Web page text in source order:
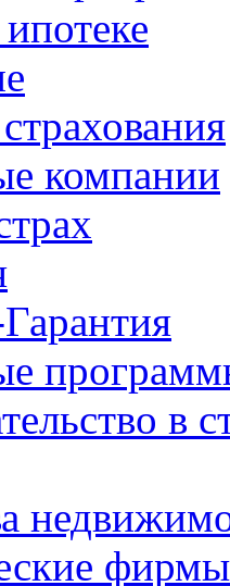
компании
в
фирмы